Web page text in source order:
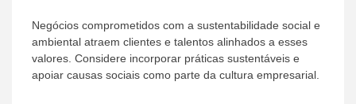
Negócios comprometidos com a sustentabilidade social e
ambiental atraem clientes e talentos alinhados a esses
valores. Considere incorporar práticas sustentáveis e
apoiar causas sociais como parte da cultura empresarial.